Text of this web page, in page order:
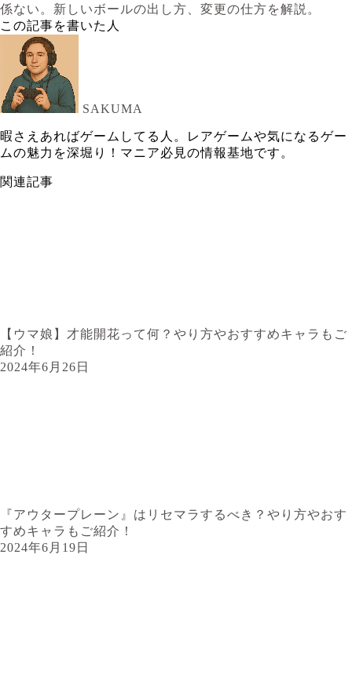
係ない。新しいボールの出し方、変更の仕方を解説。
この記事を書いた人
SAKUMA
暇さえあればゲームしてる人。レアゲームや気になるゲー
ムの魅力を深堀り！マニア必見の情報基地です。
関連記事
【ウマ娘】才能開花って何？やり方やおすすめキャラもご
紹介！
2024年6月26日
『アウタープレーン』はリセマラするべき？やり方やおす
すめキャラもご紹介！
2024年6月19日